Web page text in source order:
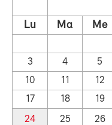
Lu Ma Me
3
4 5
10
11 12
17
18 19
24
25 26